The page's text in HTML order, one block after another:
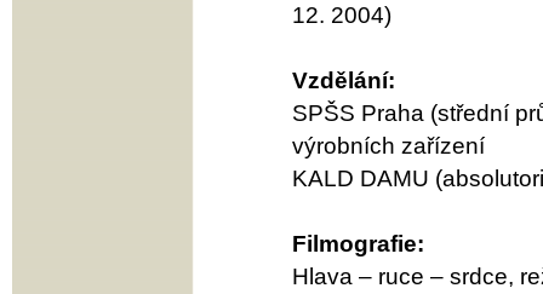
12. 2004)
Vzdělání:
SPŠS Praha (střední
výrobních zařízení
KALD DAMU
Filmografie:
Hlava – ruce – srdce,